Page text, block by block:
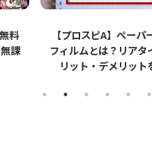
ーパーライク
リアタイでのメ
リットを解説
【プロス
機種＆選